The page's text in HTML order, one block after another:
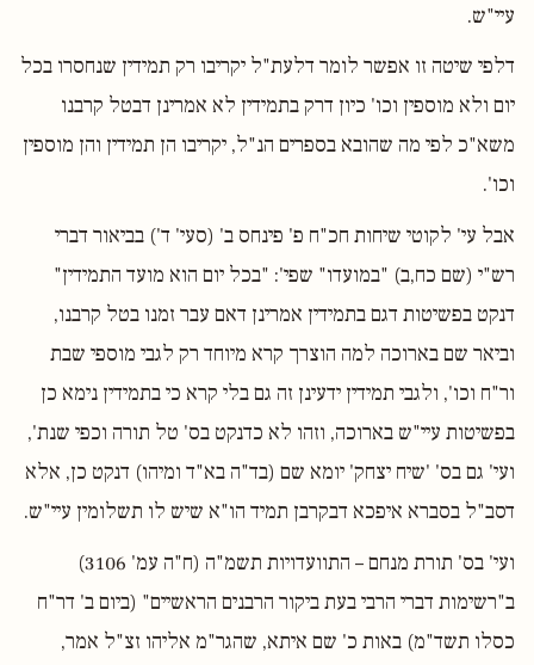
עיי"ש.
דלפי שיטה זו אפשר לומר דלעת"ל יקריבו רק תמידין שנחסרו בכל
יום ולא מוספין וכו' כיון דרק בתמידין לא אמרינן דבטל קרבנו
משא"כ לפי מה שהובא בספרים הנ"ל, יקריבו הן תמידין והן מוספין
וכו'.
אבל עי' לקוטי שיחות חכ"ח פ' פינחס ב' (סעי' ד') בביאור דברי
רש"י (שם כח,ב) "במועדו" שפי': "בכל יום הוא מועד התמידין"
דנקט בפשיטות דגם בתמידין אמרינן דאם עבר זמנו בטל קרבנו,
וביאר שם בארוכה למה הוצרך קרא מיוחד רק לגבי מוספי שבת
ור"ח וכו', ולגבי תמידין ידעינן זה גם בלי קרא כי בתמידין נימא כן
בפשיטות עיי"ש בארוכה, וזהו לא כדנקט בס' טל תורה וכפי שנת',
ועי' גם בס' 'שיח יצחק' יומא שם (בד"ה בא"ד ומיהו) דנקט כן, אלא
דסב"ל בסברא איפכא דבקרבן תמיד הו"א שיש לו תשלומין עיי"ש.
ועי' בס' תורת מנחם – התוועדויות תשמ"ה (ח"ה עמ' 3106)
ב"רשימות דברי הרבי בעת ביקור הרבנים הראשיים" (ביום ב' דר"ח
כסלו תשד"מ) באות כ' שם איתא, שהגר"מ אליהו זצ"ל אמר,